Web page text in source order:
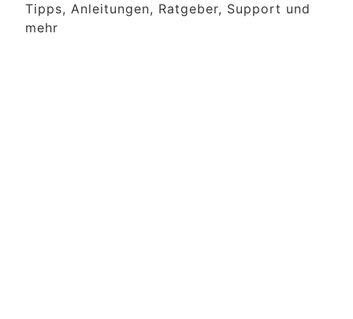
Tipps, Anleitungen, Ratgeber, Support und
mehr